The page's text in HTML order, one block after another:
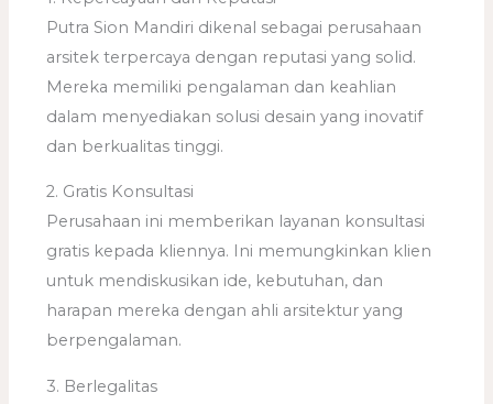
Putra Sion Mandiri dikenal sebagai perusahaan
arsitek terpercaya dengan reputasi yang solid.
Mereka memiliki pengalaman dan keahlian
dalam menyediakan solusi desain yang inovatif
dan berkualitas tinggi.
2. Gratis Konsultasi
Perusahaan ini memberikan layanan konsultasi
gratis kepada kliennya. Ini memungkinkan klien
untuk mendiskusikan ide, kebutuhan, dan
harapan mereka dengan ahli arsitektur yang
berpengalaman.
3. Berlegalitas